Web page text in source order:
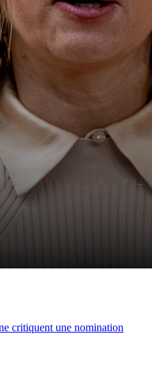
critiquent une nomination